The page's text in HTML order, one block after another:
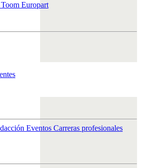
Toom Europart
Eventos Carreras profesionales